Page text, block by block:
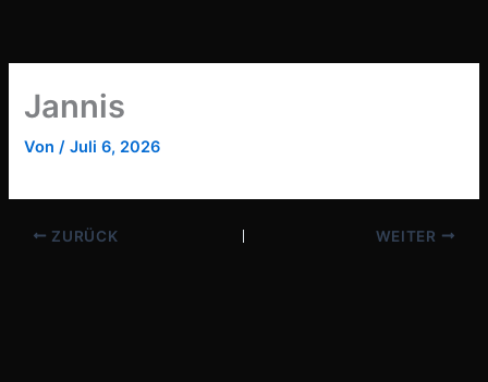
springen
Jannis
Von/Juli 6, 2026
ZURÜCK WEITER